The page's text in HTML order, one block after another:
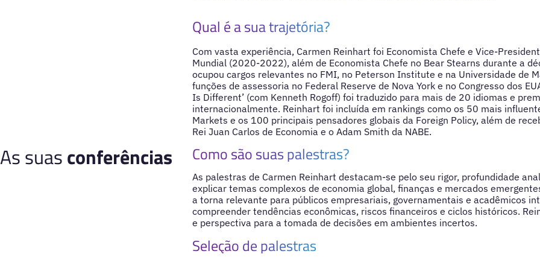
Qual é a sua trajetória?
Com vasta experiência, Carmen Reinhart foi Economista Chefe e Vice-
Mundial (2020-2022), além de Economista Chefe no Bear Stearns durante a
ocupou cargos relevantes no FMI, no Peterson Institute e na Universidade de
funções de assessoria no Federal Reserve de Nova York e no Congresso dos
Is Different’ (com Kenneth Rogoff) foi traduzido para mais de 20 idiomas e
internacionalmente. Reinhart foi incluída em rankings como os 50 mais
Markets e os 100 principais pensadores globais da Foreign Policy, além de
Rei Juan Carlos de Economia e o Adam Smith da NABE.
As suasconferências Como são suas palestras?
As palestras de Carmen Reinhart destacam-se pelo seu rigor, profundidade
explicar temas complexos de economia global, finanças e mercados
a torna relevante para públicos empresariais, governamentais e acadêmicos
compreender tendências econômicas, riscos financeiros e ciclos históricos.
e perspectiva para a tomada de decisões em ambientes incertos.
Seleção de palestras